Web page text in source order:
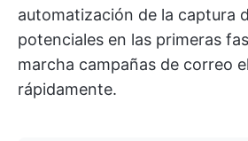
automatización de la captura
potenciales en las primeras
marcha campañas de correo
rápidamente.